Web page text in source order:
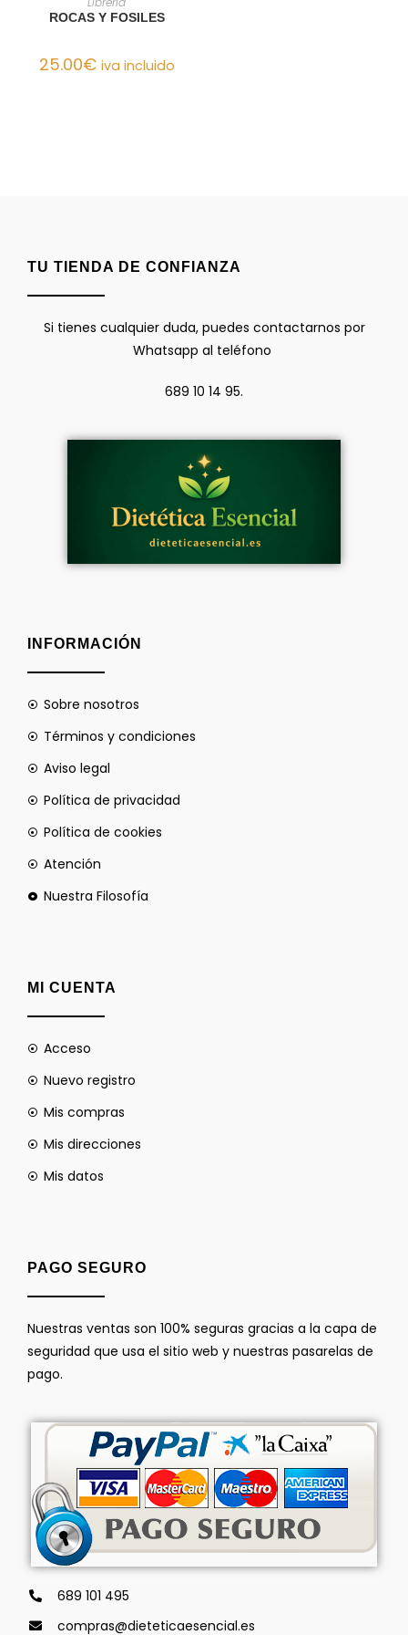
ROCAS Y FOSILES
25.00€ iva incluido
TU TIENDA DE CONFIANZA
Si tienes cualquier duda, puedes contactarnos por
Whatsapp al teléfono
689 10 14 95.
INFORMACIÓN
Sobre nosotros
Términos y condiciones
Aviso legal
Política de privacidad
Política de cookies
Atención
Nuestra Filosofía
MI CUENTA
Acceso
Nuevo registro
Mis compras
Mis direcciones
Mis datos
PAGO SEGURO
Nuestras ventas son 100% seguras gracias a la capa de
seguridad que usa el sitio web y nuestras pasarelas de
pago.
689 101 495
compras@dieteticaesencial.es